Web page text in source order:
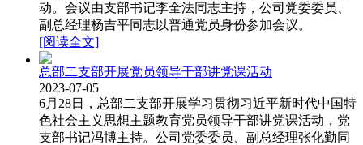
动。会议由支部书记李全法同志主持，公司党委委员、
副总经理杨吉平同志以普通党员身份参加会议。
[阅读全文]
总部二支部开展党员领导干部讲党课活动
2023-07-05
6月28日，总部二支部开展学习贯彻习近平新时代中国特
色社会主义思想主题教育党员领导干部讲党课活动，党
支部书记冯博主持。公司党委委员、副总经理张化勤同